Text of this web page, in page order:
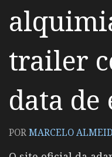
trailer
data de
PORMARCELO